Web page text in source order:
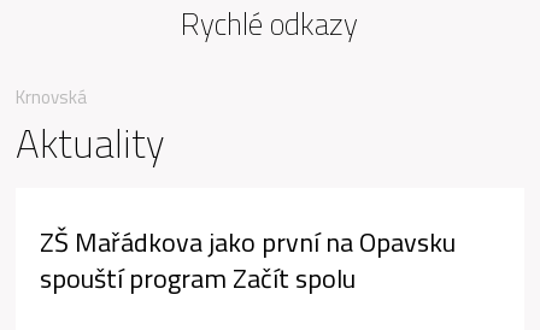
Krnovská
Aktuality
ZŠ Mařádkova jako první na Opavsku
spouští program Začít spolu
Rychlé odkazy